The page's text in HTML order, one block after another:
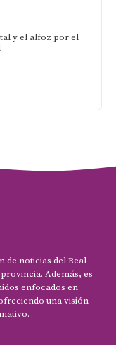
y el alfoz por el
de noticias del Real
Además, es
enfocados en
una visión